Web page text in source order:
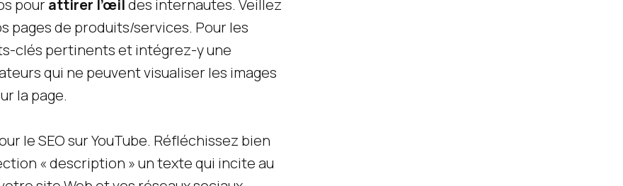
pour attirer l’œildes internautes. Veillez
pages de produits/services. Pour les
clés pertinents et intégrez-y une
qui ne peuvent visualiser les images
la page.
le SEO sur YouTube. Réfléchissez bien
« description » un texte qui incite au